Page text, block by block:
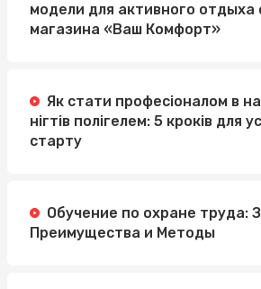
модели для активного отдыха
магазина «Ваш Комфорт»
Як стати професіоналом в
нігтів полігелем: 5 кроків для
старту
Обучение по охране труда:
Преимущества и Методы